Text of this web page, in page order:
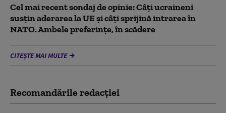
Cel mai recent sondaj de opinie: Câți ucraineni
susțin aderarea la UE și câți sprijină intrarea în
NATO. Ambele preferințe, în scădere
CITEȘTE MAI MULTE
Recomandările redacţiei